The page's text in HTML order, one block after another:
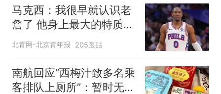
马克西：我很早就认识老
詹了 他身上最大的特质就
是谦逊
北青网-北京青年报 205跟贴
南航回应“西梅汁致多名乘
客排队上厕所”：暂时无法